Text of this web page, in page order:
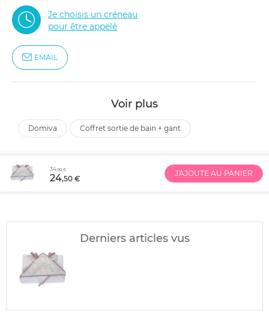
Je choisis un créneau
pour être appelé
EMAIL
Voir plus
domiva coffret sortie de bain + gant
34,90 €
24,50 €
J'AJOUTE AU PANIER
Derniers articles vus